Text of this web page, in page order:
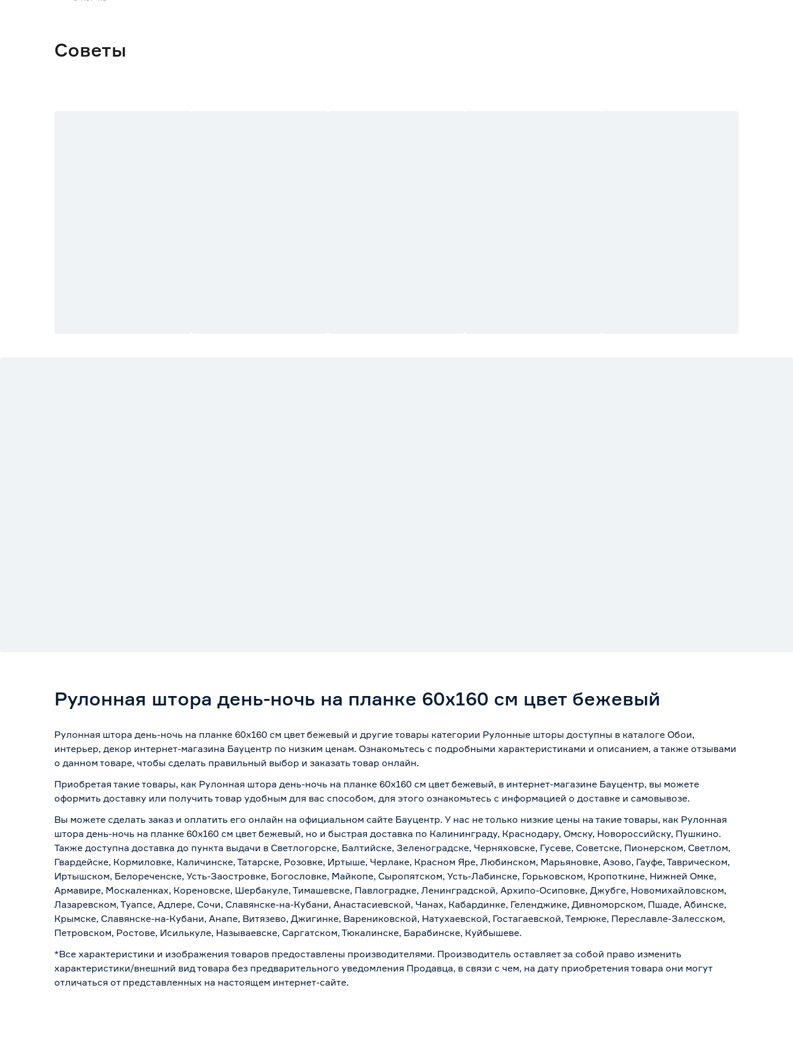
Советы
Рулонная штора день-ночь на планке 60x160 см цвет бежевый
Рулонная штора день-ночь на планке 60x160 см цвет бежевый и другие товары категории Рулонные шторы доступны в каталоге Обои,
интерьер, декор интернет-магазина Бауцентр по низким ценам. Ознакомьтесь с подробными характеристиками и описанием, а также отзывами
о данном товаре, чтобы сделать правильный выбор и заказать товар онлайн.
Приобретая такие товары, как Рулонная штора день-ночь на планке 60x160 см цвет бежевый, в интернет-магазине Бауцентр, вы можете
оформить доставку или получить товар удобным для вас способом, для этого ознакомьтесь с информацией о доставке и самовывозе.
Вы можете сделать заказ и оплатить его онлайн на официальном сайте Бауцентр. У нас не только низкие цены на такие товары, как Рулонная
штора день-ночь на планке 60x160 см цвет бежевый, но и быстрая доставка по Калининграду, Краснодару, Омску, Новороссийску, Пушкино.
Также доступна доставка до пункта выдачи в Светлогорске, Балтийске, Зеленоградске, Черняховске, Гусеве, Советске, Пионерском, Светлом,
Гвардейске, Кормиловке, Каличинске, Татарске, Розовке, Иртыше, Черлаке, Красном Яре, Любинском, Марьяновке, Азово, Гауфе, Таврическом,
Иртышском, Белореченске, Усть-Заостровке, Богословке, Майкопе, Сыропятском, Усть-Лабинске, Горьковском, Кропоткине, Нижней Омке,
Армавире, Москаленках, Кореновске, Шербакуле, Тимашевске, Павлоградке, Ленинградской, Архипо-Осиповке, Джубге, Новомихайловском,
Лазаревском, Туапсе, Адлере, Сочи, Славянске-на-Кубани, Анастасиевской, Чанах, Кабардинке, Геленджике, Дивноморском, Пшаде, Абинске,
Крымске, Славянске-на-Кубани, Анапе, Витязево, Джигинке, Варениковской, Натухаевской, Гостагаевской, Темрюке, Переславле-Залесском,
Петровском, Ростове, Исилькуле, Называевске, Саргатском, Тюкалинске, Барабинске, Куйбышеве.
*Все характеристики и изображения товаров предоставлены производителями. Производитель оставляет за собой право изменить
характеристики/внешний вид товара без предварительного уведомления Продавца, в связи с чем, на дату приобретения товара они могут
отличаться от представленных на настоящем интернет-сайте.